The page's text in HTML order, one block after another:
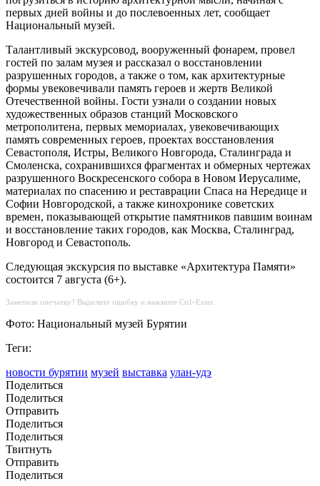
первых дней войны и до послевоенных лет, сообщает
Национальный музей.
Талантливый экскурсовод, вооруженный фонарем, провел
гостей по залам музея и рассказал о восстановлении
разрушенных городов, а также о том, как архитектурные
формы увековечивали память героев и жертв Великой
Отечественной войны. Гости узнали о создании новых
художественных образов станций Московского
метрополитена, первых мемориалах, увековечивающих
память современных героев, проектах восстановления
Севастополя, Истры, Великого Новгорода, Сталинграда и
Смоленска, сохранившихся фрагментах и обмерных чертежах
разрушенного Воскресенского собора в Новом Иерусалиме,
материалах по спасению и реставрации Спаса на Нередице и
Софии Новгородской, а также кинохронике советских
времен, показывающей открытие памятников павшим воинам
и восстановление таких городов, как Москва, Сталинград,
Новгород и Севастополь.
Следующая экскурсия по выставке «Архитектура Памяти»
состоится 7 августа (6+).
Заметили опечатку? Выделите ошибку и нажмите Ctrl+Enter.
Фото: Национальный музей Бурятии
Теги:
новости бурятии музей выставка улан-удэ
Поделиться
Поделиться
Отправить
Поделиться
Поделиться
Твитнуть
Отправить
Поделиться